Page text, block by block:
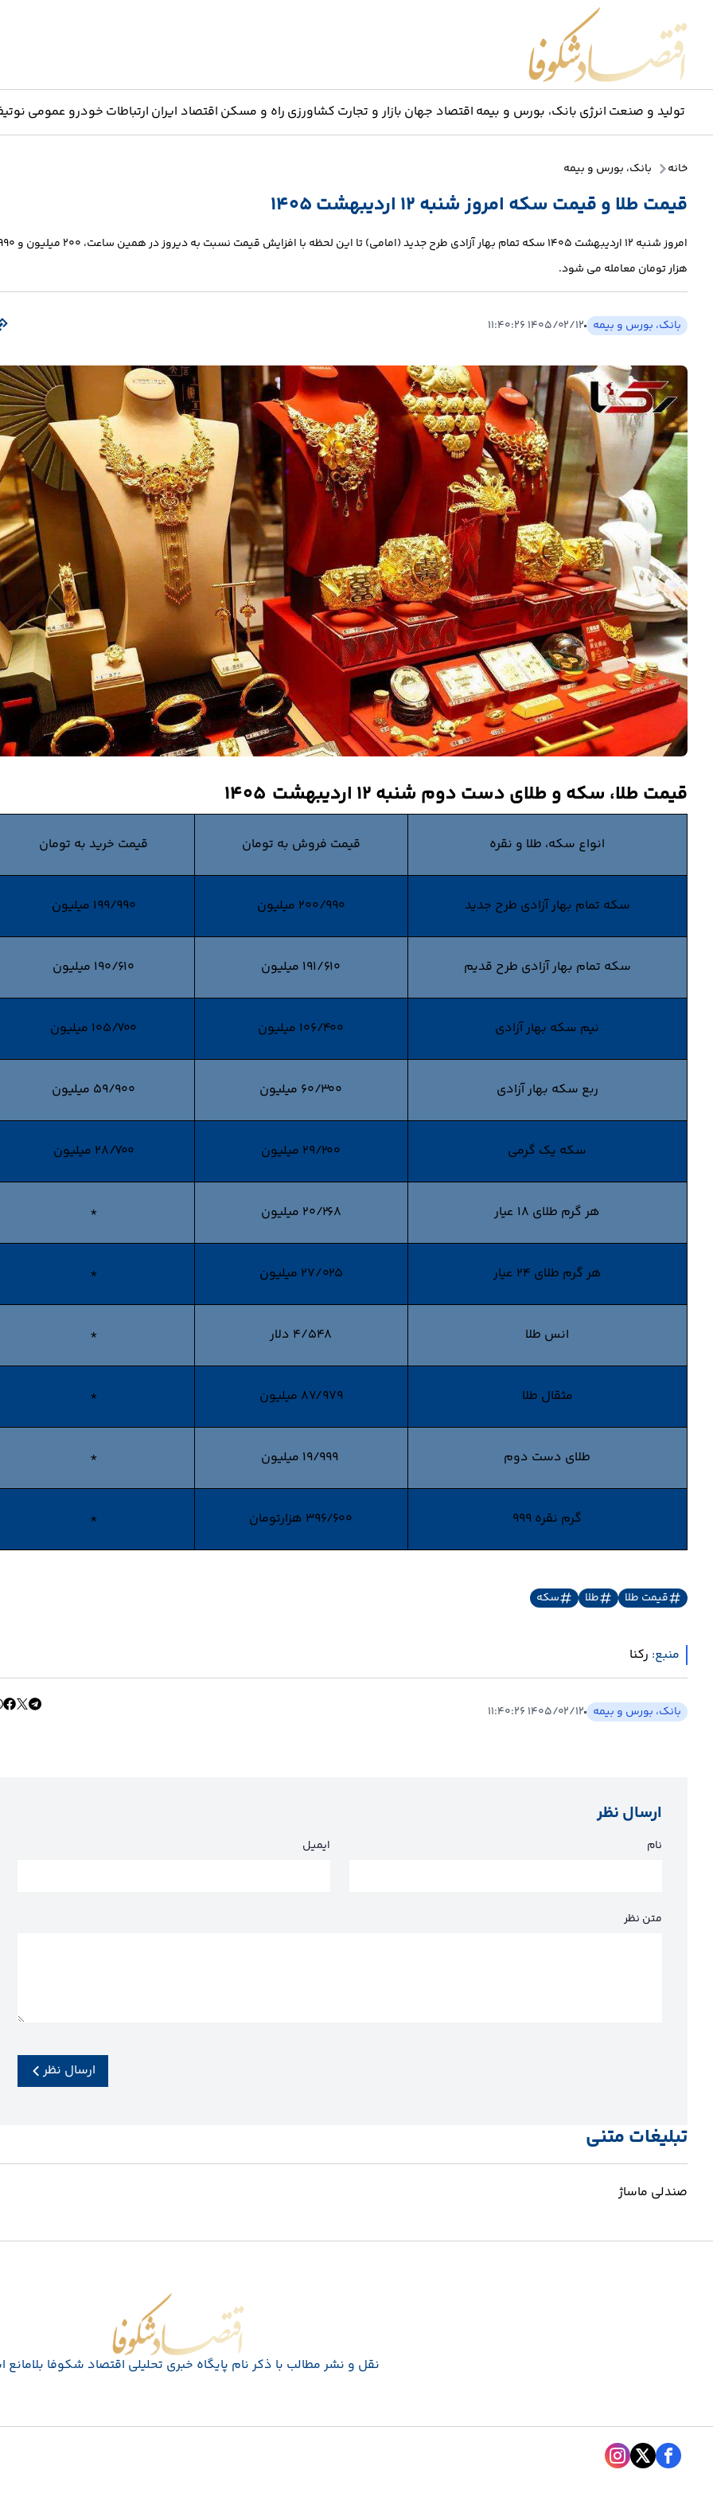
تولید و صنعت انرژی بانک، بورس و بیمه اقتصاد جهان بازار و تجارت کشاورزی راه و مسکن اقتصاد ایران ارتباطات خودرو عمومی
خانه بانک، بورس و بیمه
قیمت طلا و قیمت سکه امروز شنبه 12 اردیبهشت 1405
امروز شنبه 12 اردیبهشت 1405 سکه تمام‌ بهار آزادی طرح جدید (امامی) تا این لحظه با افزایش قیمت نسبت
هزار تومان معامله می شود.
بانک، بورس و بیمه ۱۴۰۵/۰۲/۱۲ ۱۱:۴۰:۲۶
قیمت طلا، سکه و طلای دست دوم شنبه 12 اردیبهشت 1405
انواع سکه، طلا و نقره قیمت فروش به تومان قیمت خرید به تومان
سکه تمام بهار آزادی طرح جدید 200/990 میلیون 199/990 میلیون
سکه تمام بهار آزادی طرح قدیم 191/610 میلیون 190/610 میلیون
نیم سکه بهار آزادی 106/400 میلیون 105/700 میلیون
ربع سکه بهار آزادی 60/300 میلیون 59/900 میلیون
سکه یک گرمی 29/200 میلیون 28/700 میلیون
هر گرم طلای 18 عیار 20/268 میلیون *
هر گرم طلای 24 عیار 27/025 میلیون *
انس طلا 4/548 دلار *
مثقال طلا 87/979 میلیون *
طلای دست دوم *
گرم نقره 999 396/600 هزارتومان *
قیمت طلا طلا سکه
منبع: رکنا
بانک، بورس و بیمه ۱۴۰۵/۰۲/۱۲ ۱۱:۴۰:۲۶
ارسال نظر
نام ایمیل
متن نظر
ارسال نظر
تبلیغات متنی
صندلی ماساژ
اقتصاد شکوفا
نقل و نشر مطالب با ذکر نام پايگاه خبری تحليلی اقتصاد شکوفا